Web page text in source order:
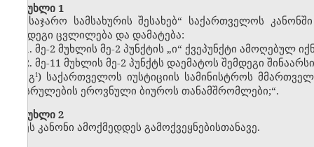
მუხლი 1
„საჯარო სამსახურის შესახებ“ საქართველოს
შემდეგი ცვლილება და დამატება:
1. მე-2 მუხლის მე-2 პუნქტის „ი“ ქვეპუნქტი ამოღებულ
2. მე-11 მუხლის მე-2 პუნქტს დაემატოს შემდეგი
„გ1) საქართველოს იუსტიციის სამინისტროს
აღსრულების ეროვნული ბიუროს თანამშრომლები;“.
მუხლი 2
ეს კანონი ამოქმედდეს გამოქვეყნებისთანავე.